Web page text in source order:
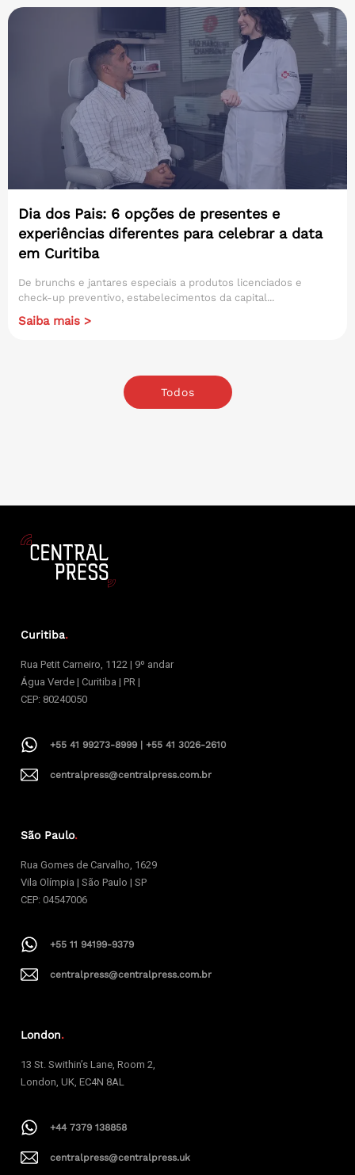
Dia dos Pais: 6 opções de presentes e
experiências diferentes para celebrar a data
em Curitiba
De brunchs e jantares especiais a produtos licenciados e
check-up preventivo, estabelecimentos da capital...
Saiba mais >
Todos
Curitiba.
Rua Petit Carneiro, 1122 | 9º andar
Água Verde | Curitiba | PR |
CEP: 80240050
+55 41 99273-8999 | +55 41 3026-2610
centralpress@centralpress.com.br
São Paulo.
Rua Gomes de Carvalho, 1629
Vila Olímpia | São Paulo | SP
CEP: 04547006
+55 11 94199-9379
centralpress@centralpress.com.br
London.
13 St. Swithin’s Lane, Room 2,
London, UK, EC4N 8AL
+44 7379 138858
centralpress@centralpress.uk